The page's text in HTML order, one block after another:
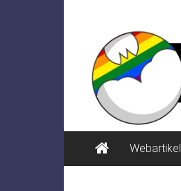
ZWIELICHT
BREMEN
DIE
BREMER
ZEITSCHRIFT
FÜR
PSYCHOSOZIALE
Webartikel